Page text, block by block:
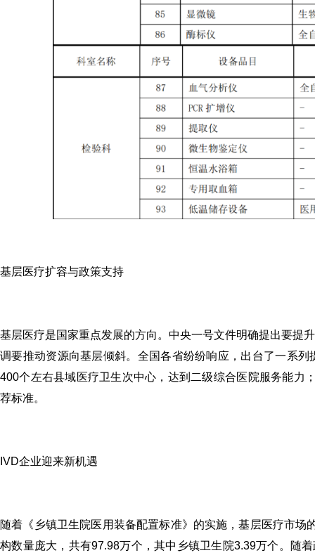
基层医疗扩容与政策支持
基层医疗是国家重点发展的方向。中央一号文件明确提出要提
调要推动资源向基层倾斜。全国各省纷纷响应，出台了一系
400个左右县域医疗卫生次中心，达到二级综合医院服务能力
荐标准。
IVD企业迎来新机遇
随着《乡镇卫生院医用装备配置标准》的实施，基层医疗市
构数量庞大，共有97.98万个，其中乡镇卫生院3.39万个。随